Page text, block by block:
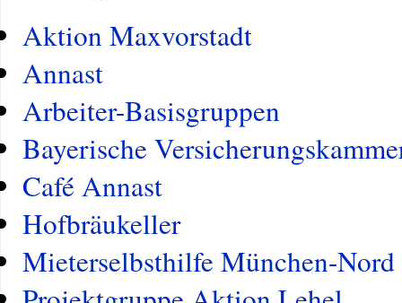
Aktion Maxvorstadt
Annast
Arbeiter-Basisgruppen
Bayerische
Café Annast
Hofbräukeller
Mieterselbsthilfe München-Nord